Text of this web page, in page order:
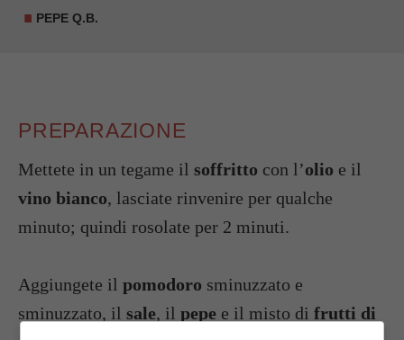
PEPE Q.B.
PREPARAZIONE
Mettete in un tegame il soffritto con l’olio e il
vino bianco, lasciate rinvenire per qualche
minuto; quindi rosolate per 2 minuti.
Aggiungete il pomodoro sminuzzato e
sminuzzato, il sale, il pepe e il misto di frutti di